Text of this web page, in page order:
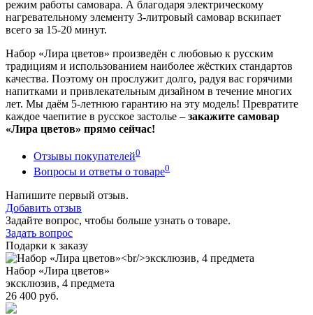
режим работы самовара. А благодаря электрическому
нагревательному элементу 3-литровый самовар вскипает
всего за 15-20 минут.
Набор «Лира цветов» произведён с любовью к русским
традициям и использованием наиболее жёстких стандартов
качества. Поэтому он прослужит долго, радуя вас горячими
напитками и привлекательным дизайном в течение многих
лет. Мы даём 5-летнюю гарантию на эту модель! Превратите
каждое чаепитие в русское застолье – закажите самовар
«Лира цветов» прямо сейчас!
Отзывы покупателей0
Вопросы и ответы о товаре0
Напишите первый отзыв.
Добавить отзыв
Задайте вопрос, чтобы больше узнать о товаре.
Задать вопрос
Подарки к заказу
Набор «Лира цветов»
эксклюзив, 4 предмета
26 400 руб.